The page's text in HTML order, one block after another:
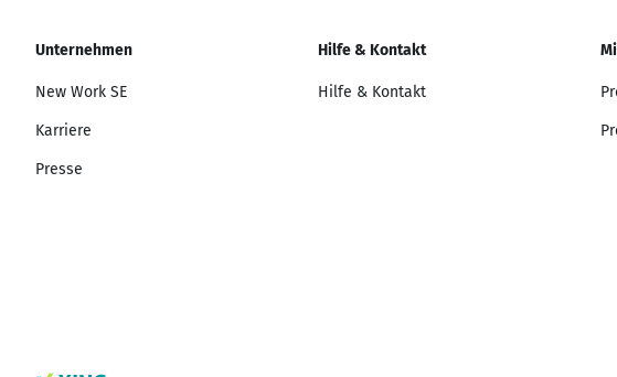
Unternehmen
New Work SE
Karriere
Presse
Hilfe & Kontakt
Hilfe & Kontakt